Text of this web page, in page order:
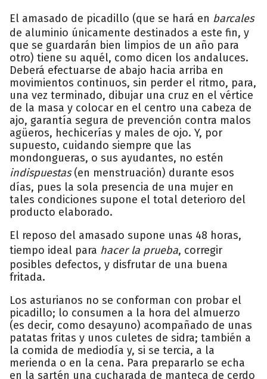
El amasado de picadillo (que se hará en barcales
de aluminio únicamente destinados a este fin, y
que se guardarán bien limpios de un año para
otro) tiene su aquél, como dicen los andaluces.
Deberá efectuarse de abajo hacia arriba en
movimientos continuos, sin perder el ritmo, para,
una vez terminado, dibujar una cruz en el vértice
de la masa y colocar en el centro una cabeza de
ajo, garantía segura de prevención contra malos
agüeros, hechicerías y males de ojo. Y, por
supuesto, cuidando siempre que las
mondongueras, o sus ayudantes, no estén
indispuestas(en menstruación) durante esos
días, pues la sola presencia de una mujer en
tales condiciones supone el total deterioro del
producto elaborado.
El reposo del amasado supone unas 48 horas,
tiempo ideal para hacer la prueba, corregir
posibles defectos, y disfrutar de una buena
fritada.
Los asturianos no se conforman con probar el
picadillo; lo consumen a la hora del almuerzo
(es decir, como desayuno) acompañado de unas
patatas fritas y unos culetes de sidra; también a
la comida de mediodía y, si se tercia, a la
merienda o en la cena. Para prepararlo se echa
en la sartén una cucharada de manteca de cerdo